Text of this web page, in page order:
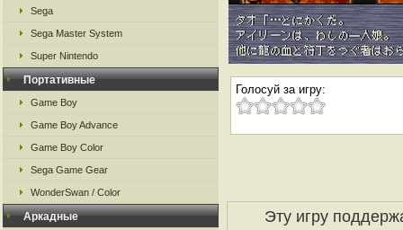
Sega
Sega Master System
Super Nintendo
Портативные
Game Boy
Game Boy Advance
Game Boy Color
Sega Game Gear
WonderSwan / Color
Аркадные
Голосуй за игру:
Эту игру